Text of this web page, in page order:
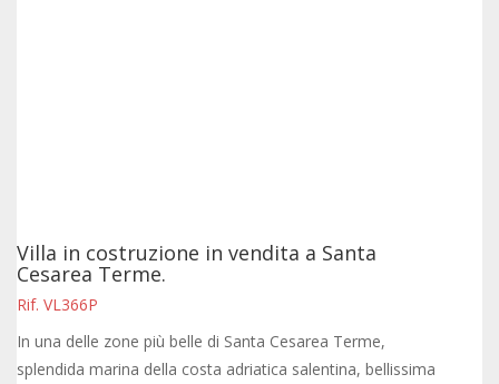
Villa in costruzione in vendita a Santa
Cesarea Terme.
Rif. VL366P
In una delle zone più belle di Santa Cesarea Terme,
splendida marina della costa adriatica salentina, bellissima